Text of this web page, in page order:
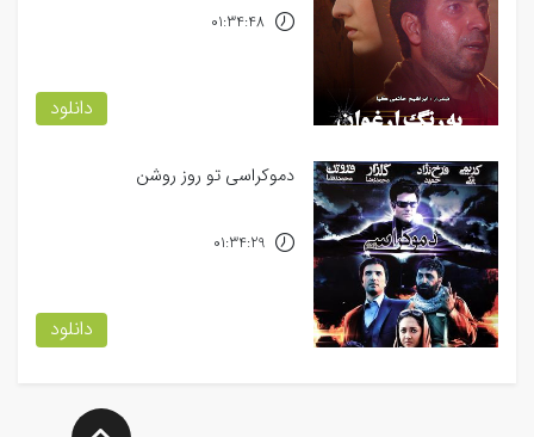
دانلود
01:34:48
دموکراسی تو روز روشن
دانلود
01:34:29